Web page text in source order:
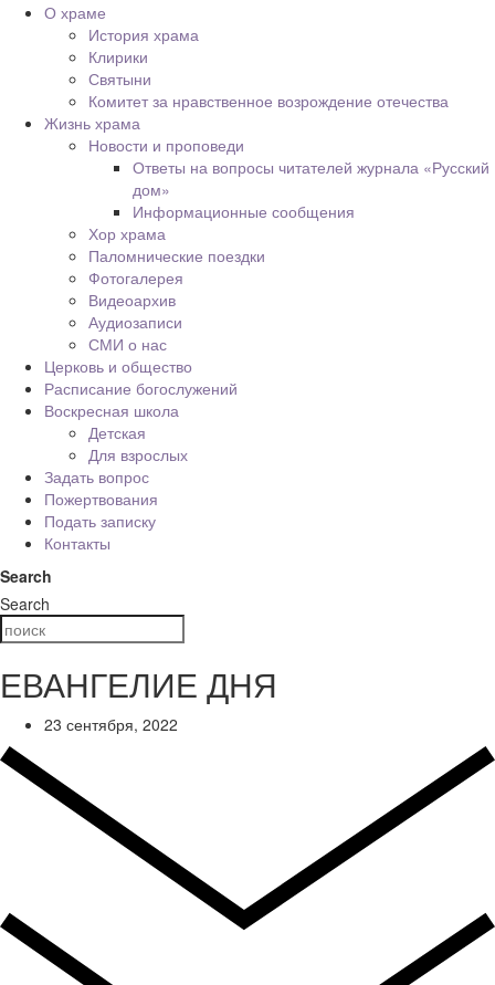
О храме
История храма
Клирики
Святыни
Комитет за нравственное возрождение отечества
Жизнь храма
Новости и проповеди
Ответы на вопросы читателей журнала «Русский
дом»
Информационные сообщения
Хор храма
Паломнические поездки
Фотогалерея
Видеоархив
Аудиозаписи
СМИ о нас
Церковь и общество
Расписание богослужений
Воскресная школа
Детская
Для взрослых
Задать вопрос
Пожертвования
Подать записку
Контакты
Search
Search
ЕВАНГЕЛИЕ ДНЯ
23 сентября, 2022